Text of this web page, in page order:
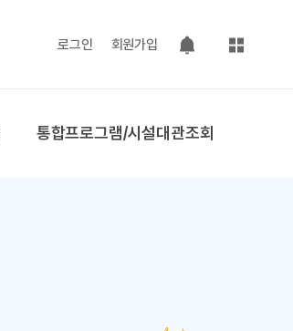
로그인 회원가입
팝업 열기
사이트맵
통합프로그램/시설대관조회